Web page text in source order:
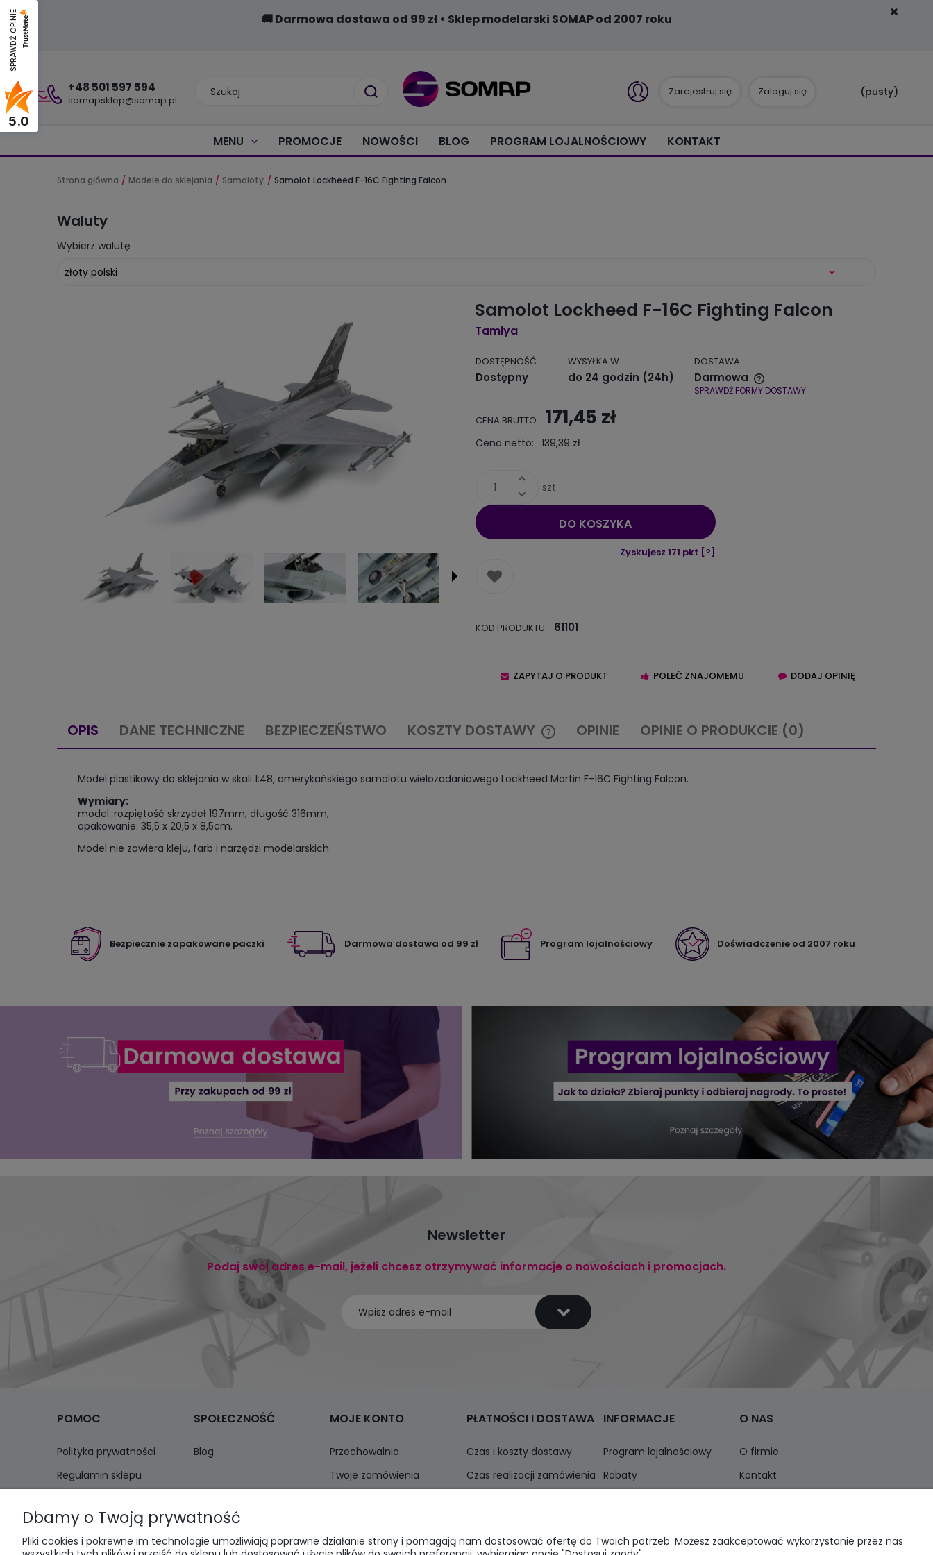
🚚 Darmowa dostawa od 99 zł • Sklep modelarski SOMAP od 2007 roku
+48 501 597 594
somapsklep@somap.pl
(pusty)
Zarejestruj się Zaloguj się
MENU PROMOCJE NOWOŚCI BLOG PROGRAM LOJALNOŚCIOWY KONTAKT
Strona główna Modele do sklejania Samoloty Samolot Lockheed F-16C Fighting Falcon
Waluty
Wybierz walutę
Samolot Lockheed F-16C Fighting Falcon
Tamiya
DOSTĘPNOŚĆ:
Dostępny
WYSYŁKA W:
do 24 godzin (24h)
DOSTAWA:
Darmowa
Cena nie zawiera ewentualnych
kosztów płatności
SPRAWDŹ FORMY DOSTAWY
CENA BRUTTO: 171,45 zł
Cena netto: 139,39 zł
szt.
DO KOSZYKA
Zyskujesz 171 pkt [?]
KOD PRODUKTU: 61101
ZAPYTAJ O PRODUKT POLEĆ ZNAJOMEMU DODAJ OPINIĘ
OPIS DANE TECHNICZNE BEZPIECZEŃSTWO KOSZTY DOSTAWY
KOSZTÓW PŁATNOŚCI
OPINIE OPINIE O PRODUKCIE (0)
Model plastikowy do sklejania w skali 1:48, amerykańskiego samolotu wielozadaniowego Lockheed Martin F-16C Fighting Falcon.
Wymiary:
model: rozpiętość skrzydeł 197mm, długość 316mm,
opakowanie: 35,5 x 20,5 x 8,5cm.
Model nie zawiera kleju, farb i narzędzi modelarskich.
Bezpiecznie zapakowane paczki Darmowa dostawa od 99 zł Program lojalnościowy Doświadczenie od 2007 roku
Newsletter
Podaj swój adres e-mail, jeżeli chcesz otrzymywać informacje o nowościach i promocjach.
POMOC
Polityka prywatności
Regulamin sklepu
SPOŁECZNOŚĆ
Blog
MOJE KONTO
Przechowalnia
Twoje zamówienia
PŁATNOŚCI I DOSTAWA
Czas i koszty dostawy
Czas realizacji zamówienia
INFORMACJE
Program lojalnościowy
Rabaty
O NAS
O firmie
Kontakt
SPRAWDŹ OPINIE
5.0
Dbamy o Twoją prywatność
Pliki cookies i pokrewne im technologie umożliwiają poprawne działanie strony i pomagają nam dostosować ofertę do Twoich potrzeb. Możesz zaakceptować wykorzystanie przez nas